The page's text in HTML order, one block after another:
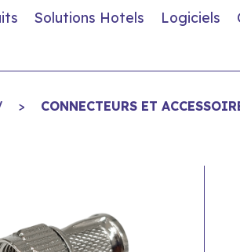
Solutions Hotels Logiciels
> CONNECTEURS ET